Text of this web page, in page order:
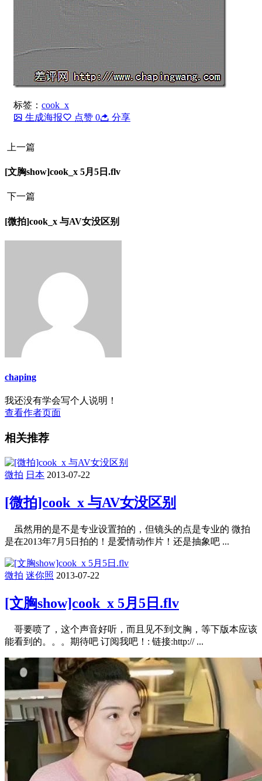
标签： cook_x
生成海报
点赞 0 分享
上一篇
[文胸show]cook_x 5月5日.flv
下一篇
[微拍]cook_x 与AV女没区别
chaping
我还没有学会写个人说明！
查看作者页面
相关推荐
微拍 日本 2013-07-22
[微拍]cook_x 与AV女没区别
虽然用的是不是专业设置拍的，但镜头的点是专业的 微拍
是在2013年7月5日拍的！是爱情动作片！还是抽象吧 ...
微拍 迷你照 2013-07-22
[文胸show]cook_x 5月5日.flv
哥要喷了，这个声音好听，而且见不到文胸，等下版本应该
能看到的。。。期待吧 订阅我吧！: 链接:http:// ...